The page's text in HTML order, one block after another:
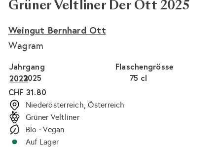
Grüner Veltliner Der Ott 2025
Weingut Bernhard Ott
Wagram
Flaschengrösse
75 cl
Jahrgang
2025
2023
2022
Normaler
Preis
CHF 31.80
Niederösterreich, Österreich
Grüner Veltliner
Bio · Vegan
Auf Lager